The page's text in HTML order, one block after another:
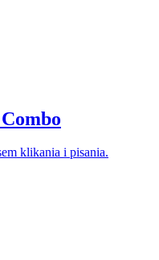
klikania i pisania.